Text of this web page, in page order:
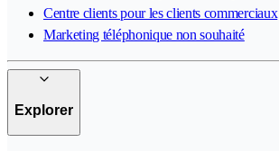
Centre clients pour les clients commerciaux
Marketing téléphonique non souhaité
Explorer